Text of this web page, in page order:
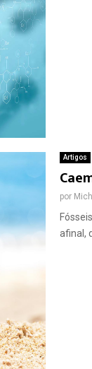
Artigos
por
afinal,